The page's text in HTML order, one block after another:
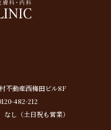
不動産西梅田ビル8F
482-212
なし（土日祝も営業）